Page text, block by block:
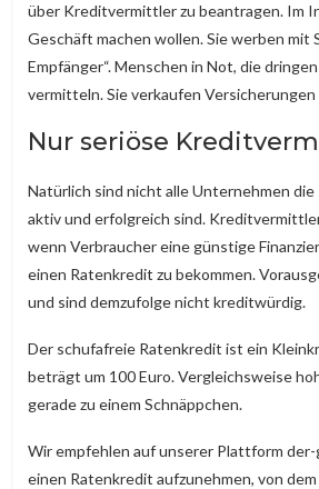
über Kreditvermittler zu beantragen. Im
Geschäft machen wollen. Sie werben mit
Empfänger“. Menschen in Not, die
vermitteln. Sie verkaufen
Nur seriöse
Natürlich sind nicht alle Unternehmen
aktiv und erfolgreich sind.
wenn Verbraucher eine günstige
einen Ratenkredit zu bekommen.
und sind demzufolge nicht kreditwürdig.
Der schufafreie Ratenkredit ist ein
beträgt um 100 Euro. Vergleichsweise
gerade zu einem Schnäppchen.
Wir empfehlen auf unserer Plattform
einen Ratenkredit aufzunehmen, von